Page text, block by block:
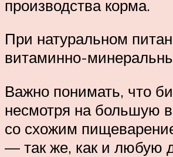
производства корма.
При натуральном
витаминно-
Важно понимать, что
несмотря на большую
со схожим
— так же, как и любую